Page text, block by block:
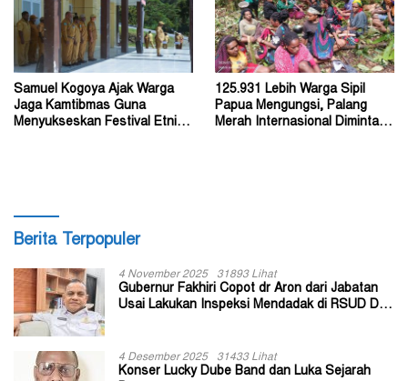
Samuel Kogoya Ajak Warga
Jaga Kamtibmas Guna
Menyukseskan Festival Etnik
125.931 Lebih Warga Sipil
Papua Mengungsi, Palang
Merah Internasional Diminta
Berita Terpopuler
4 November 2025 31893 Lihat
Gubernur Fakhiri Copot dr Aron dari Jabatan
Usai Lakukan Inspeksi Mendadak di RSUD Dok
4 Desember 2025 31433 Lihat
Konser Lucky Dube Band dan Luka Sejarah